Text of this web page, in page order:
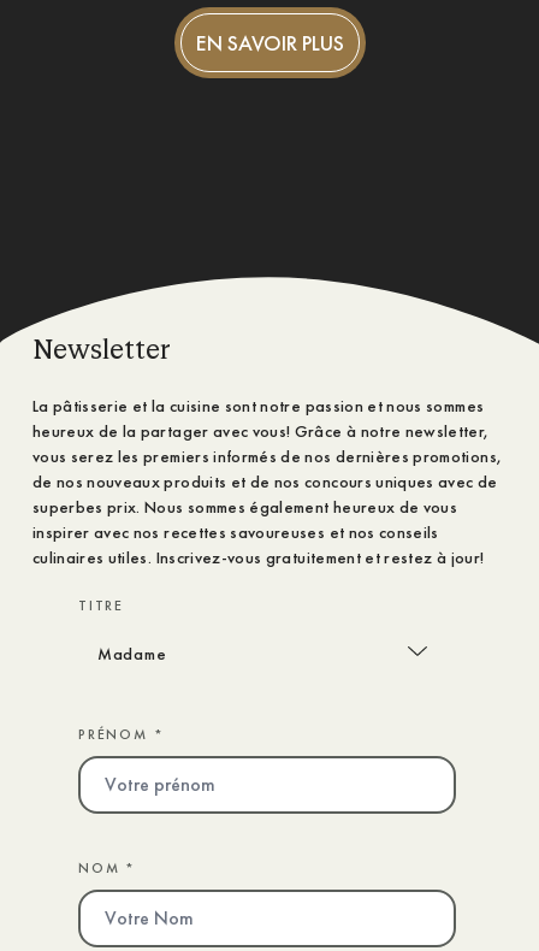
EN SAVOIR PLUS
Newsletter
La pâtisserie et la cuisine sont notre passion et nous sommes
heureux de la partager avec vous! Grâce à notre newsletter,
vous serez les premiers informés de nos dernières promotions,
de nos nouveaux produits et de nos concours uniques avec de
superbes prix. Nous sommes également heureux de vous
inspirer avec nos recettes savoureuses et nos conseils
culinaires utiles. Inscrivez-vous gratuitement et restez à jour!
TITRE
PRÉNOM *
NOM *